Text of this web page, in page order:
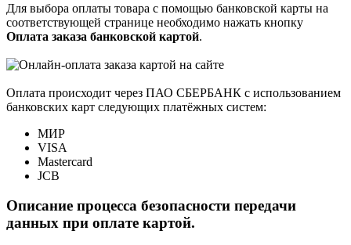
Для выбора оплаты товара с помощью банковской карты на
соответствующей странице необходимо нажать кнопку
Оплата заказа банковской картой.
Оплата происходит через ПАО СБЕРБАНК с использованием
банковских карт следующих платёжных систем:
МИР
VISA
Mastercard
JCB
Описание процесса безопасности передачи
данных при оплате картой.